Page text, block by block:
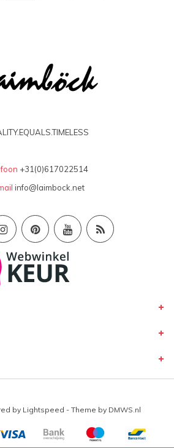
Handschuhe empfelenswert .
Leder, tolle Farbe !!!
verarbeitet. Ich bin sehr froh
zu haben.
+31(0)617022514
info@laimbock.net
by Lightspeed - Theme by DMWS.nl